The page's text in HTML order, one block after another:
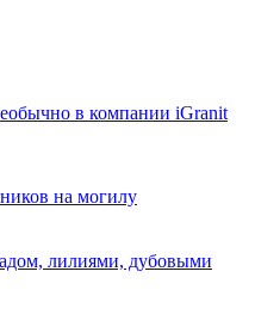
в компании iGranit
на могилу
лилиями, дубовыми